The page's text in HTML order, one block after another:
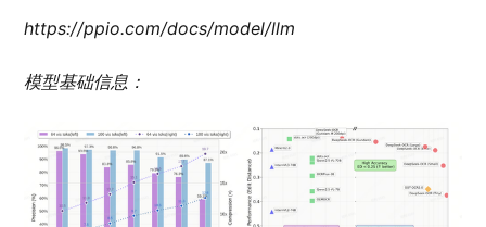
https://ppio.com/docs/model/llm
模型基础信息：